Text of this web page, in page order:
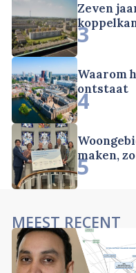
Zeven
3
Waarom
ontstaat
4
maken,
5
MEEST RECENT